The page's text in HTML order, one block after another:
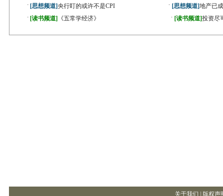
· [思想频道]央行盯的或许不是CPI · [思想频道]地产已
· [读书频道] 《五常学经济》 · [读书频道]投资尽